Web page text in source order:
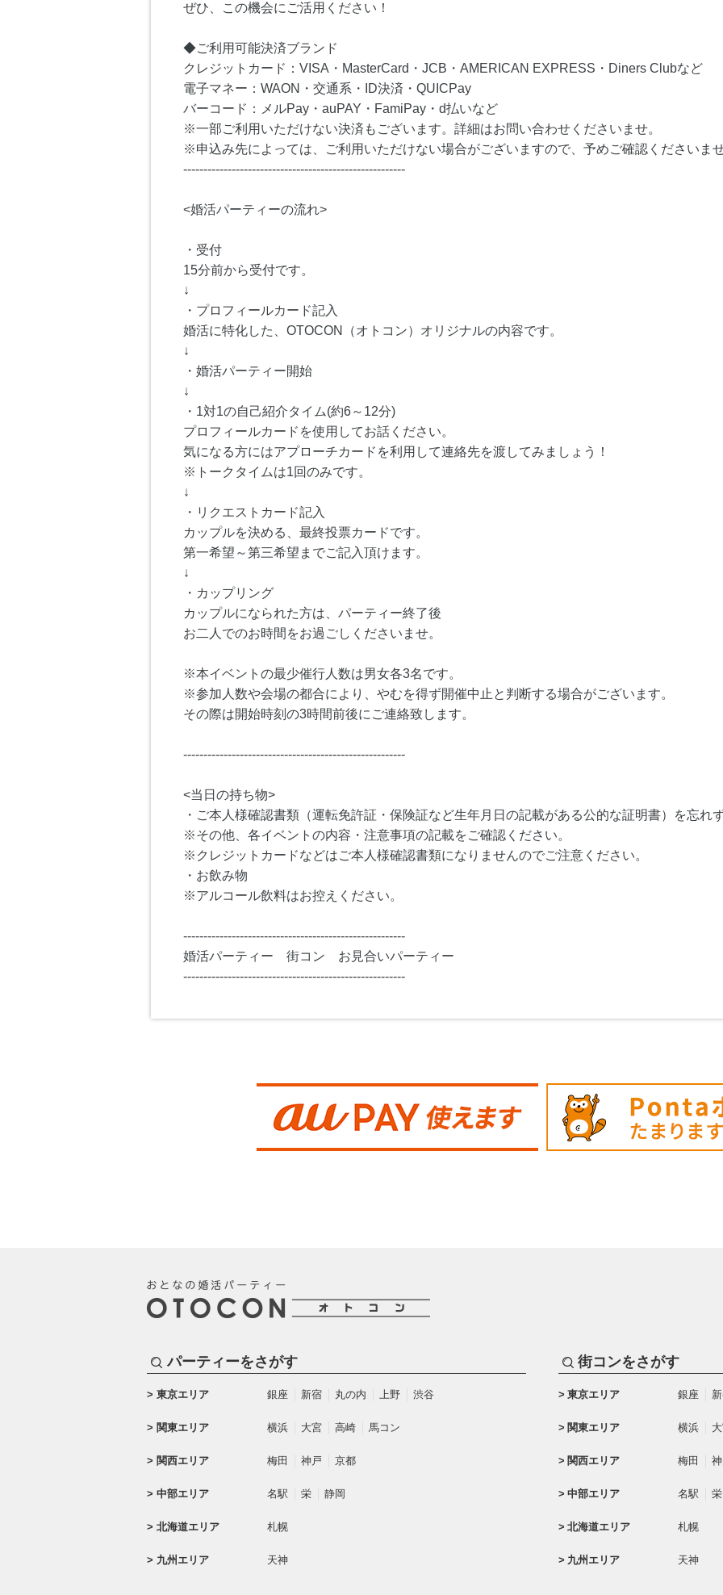
ぜひ、この機会にご活用ください！
◆ご利用可能決済ブランド
クレジットカード：VISA・MasterCard・JCB・AMERICAN EXPRESS・Diners Clubなど
電子マネー：WAON・交通系・ID決済・QUICPay
バーコード：メルPay・auPAY・FamiPay・d払いなど
※一部ご利用いただけない決済もございます。詳細はお問い合わせくださいませ。
※申込み先によっては、ご利用いただけない場合がございますので、予めご確認くださいま
-------------------------------------------------------
<婚活パーティーの流れ>
・受付
15分前から受付です。
↓
・プロフィールカード記入
婚活に特化した、OTOCON（オトコン）オリジナルの内容です。
↓
・婚活パーティー開始
↓
・1対1の自己紹介タイム(約6～12分)
プロフィールカードを使用してお話ください。
気になる方にはアプローチカードを利用して連絡先を渡してみましょう！
※トークタイムは1回のみです。
↓
・リクエストカード記入
カップルを決める、最終投票カードです。
第一希望～第三希望までご記入頂けます。
↓
・カップリング
カップルになられた方は、パーティー終了後
お二人でのお時間をお過ごしくださいませ。
※本イベントの最少催行人数は男女各3名です。
※参加人数や会場の都合により、やむを得ず開催中止と判断する場合がございます。
その際は開始時刻の3時間前後にご連絡致します。
-------------------------------------------------------
<当日の持ち物>
・ご本人様確認書類（運転免許証・保険証など生年月日の記載がある公的な証明書）を忘れ
※その他、各イベントの内容・注意事項の記載をご確認ください。
※クレジットカードなどはご本人様確認書類になりませんのでご注意ください。
・お飲み物
※アルコール飲料はお控えください。
-------------------------------------------------------
婚活パーティー 街コン お見合いパーティー
-------------------------------------------------------
パーティーをさがす
東京エリア 銀座 新宿 丸の内 上野 渋谷
関東エリア 横浜 大宮 高崎 馬コン
関西エリア 梅田 神戸 京都
中部エリア 名駅 栄 静岡
北海道エリア 札幌
九州エリア 天神
街コンをさがす
東京エリア 銀座
関東エリア 横浜
関西エリア 梅田
中部エリア 名駅 栄
北海道エリア 札幌
九州エリア 天神